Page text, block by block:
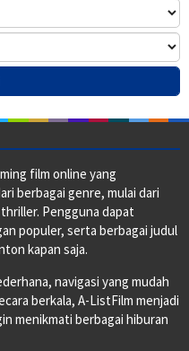
film online yang
berbagai genre, mulai dari
Pengguna dapat
populer, serta berbagai judul
kapan saja.
navigasi yang mudah
berkala, A-ListFilm menjadi
menikmati berbagai hiburan